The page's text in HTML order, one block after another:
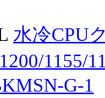
水冷CPU
1155/
G-1